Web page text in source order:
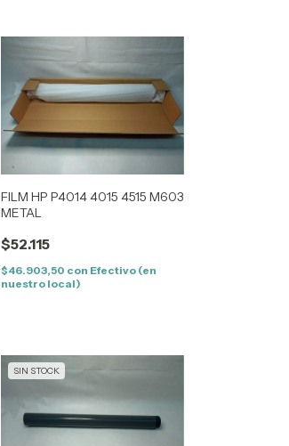
FILM HP P4014 4015 4515 M603
METAL
$52.115
$46.903,50 con Efectivo (en
nuestro local)
SIN STOCK